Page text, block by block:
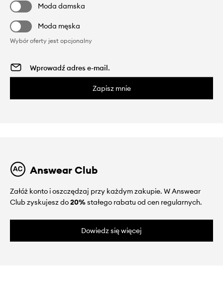
Moda damska
Moda męska
Wybór oferty jest opcjonalny
Zapisz mnie
Answear Club
Załóż konto i oszczędzaj przy każdym zakupie. W Answear
Club zyskujesz do20%stałego rabatu od cen regularnych.
Dowiedz się więcej